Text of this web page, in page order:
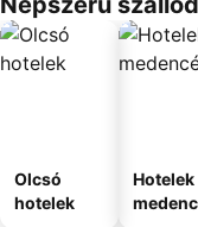
Olcsó
hotelek
Hotelek